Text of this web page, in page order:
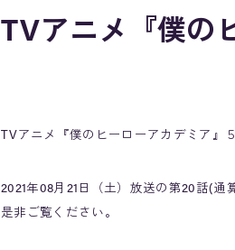
TVアニメ『僕の
TVアニメ『僕のヒーローアカデミア』
2021年08月21日（土）放送の第20話(通
是非ご覧ください。